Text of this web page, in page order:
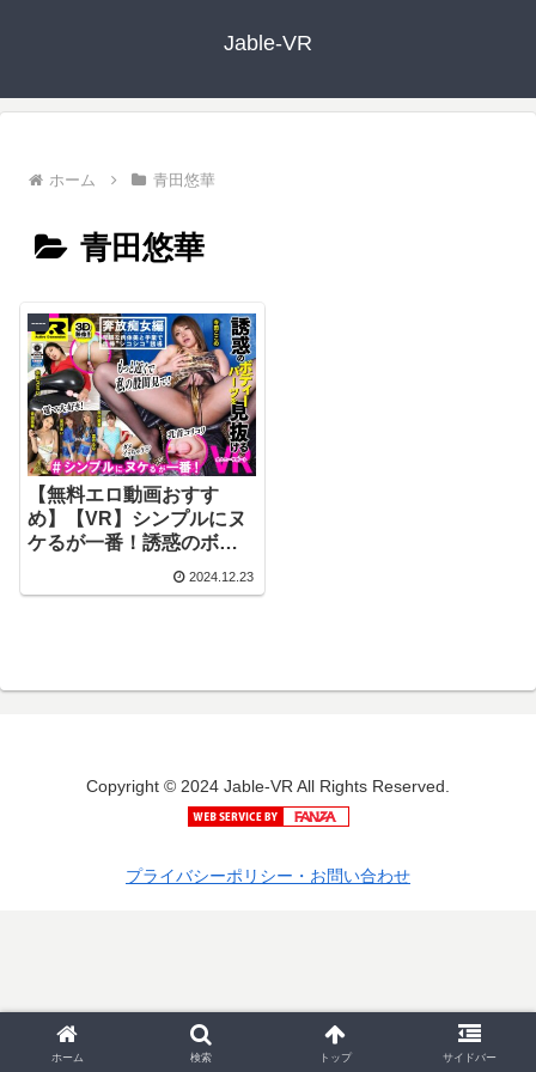
Jable-VR
ホーム 青田悠華
青田悠華
----
【無料エロ動画おすす
め】【VR】シンプルにヌ
ケるが一番！誘惑のボデ
ィーパーツを見抜ける
VR。【奔放痴女編】
2024.12.23
Copyright © 2024 Jable-VR All Rights Reserved.
プライバシーポリシー・お問い合わせ
ホーム 検索 トップ サイドバー